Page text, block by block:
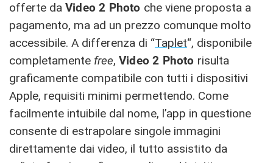
offerte da Video 2 Photo che viene proposta a
pagamento, ma ad un prezzo comunque molto
accessibile. A differenza di “Taplet“, disponibile
completamente free, Video 2 Photo risulta
graficamente compatibile con tutti i dispositivi
Apple, requisiti minimi permettendo. Come
facilmente intuibile dal nome, l’app in questione
consente di estrapolare singole immagini
direttamente dai video, il tutto assistito da